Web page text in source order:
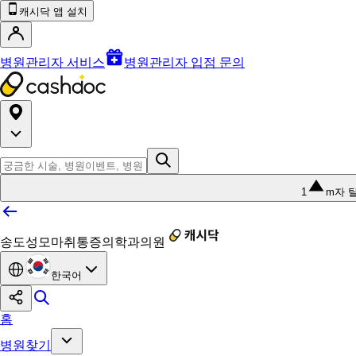
캐시닥 앱 설치
병원관리자 서비스 병원관리자 입점 문의
1 m자
송도성모마취통증의학과의원
한국어
홈
병원찾기